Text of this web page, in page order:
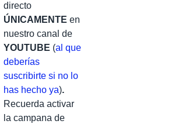
directo
ÚNICAMENTE en
nuestro canal de
YOUTUBE (al que
deberías
suscribirte si no lo
has hecho ya).
Recuerda activar
la campana de